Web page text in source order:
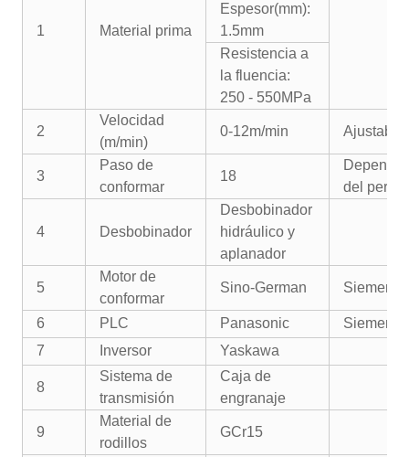
1 Material prima
Espesor(mm):
1.5mm
Resistencia a
la fluencia:
250 - 550MPa
2
Velocidad
(m/min)
0-12m/min Ajustable
3
Paso de
conformar
18
Depende
del perfil
4 Desbobinador
Desbobinador
hidráulico y
aplanador
5
Motor de
conformar
Sino-German Siemens
6 PLC Panasonic
Siemens
7
Inversor Yaskawa
8
Sistema de
transmisión
Caja de
engranaje
9
Material de
rodillos
GCr15